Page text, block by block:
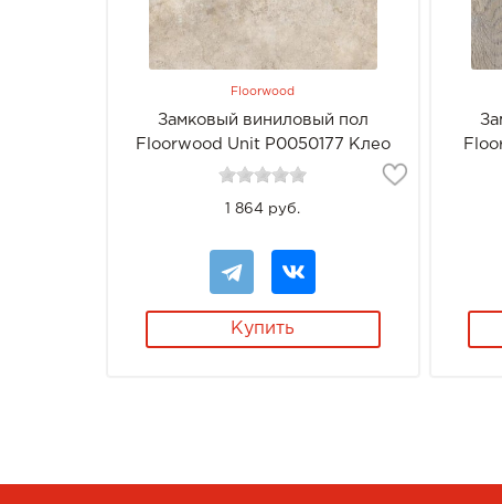
Floorwood
Замковый виниловый пол
Floorwood Unit Р0050177 Клео
1 864 руб.
Купить